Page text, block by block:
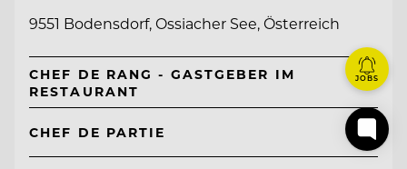
9551 Bodensdorf, Ossiacher See, Österreich
CHEF DE RANG - GASTGEBER IM
RESTAURANT
CHEF DE PARTIE
JOBS